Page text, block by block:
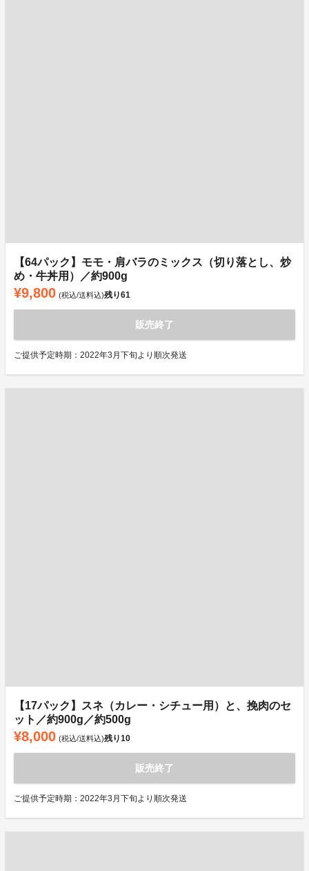
【64パック】モモ・肩バラのミックス（切り落とし、炒
め・牛丼用）／約900g
¥9,800 (税込/送料込)残り61
販売終了
ご提供予定時期：2022年3月下旬より順次発送
【17パック】スネ（カレー・シチュー用）と、挽肉のセ
ット／約900g／約500g
¥8,000 (税込/送料込)残り10
販売終了
ご提供予定時期：2022年3月下旬より順次発送